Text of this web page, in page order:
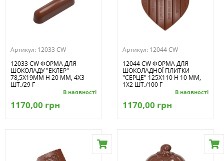
Артикул: 12033 CW
12033 CW ФОРМА ДЛЯ
ШОКОЛАДУ "ЕКЛЕР"
78,5X19ММ H 20 ММ, 4Х3
ШТ./29 Г
В наявності
1170,00 грн
Артикул: 12044 CW
12044 CW ФОРМА ДЛЯ
ШОКОЛАДНОЇ ПЛИТКИ
"СЕРЦЕ" 125Х110 H 10 ММ,
1Х2 ШТ./100 Г
В наявності
1170,00 грн